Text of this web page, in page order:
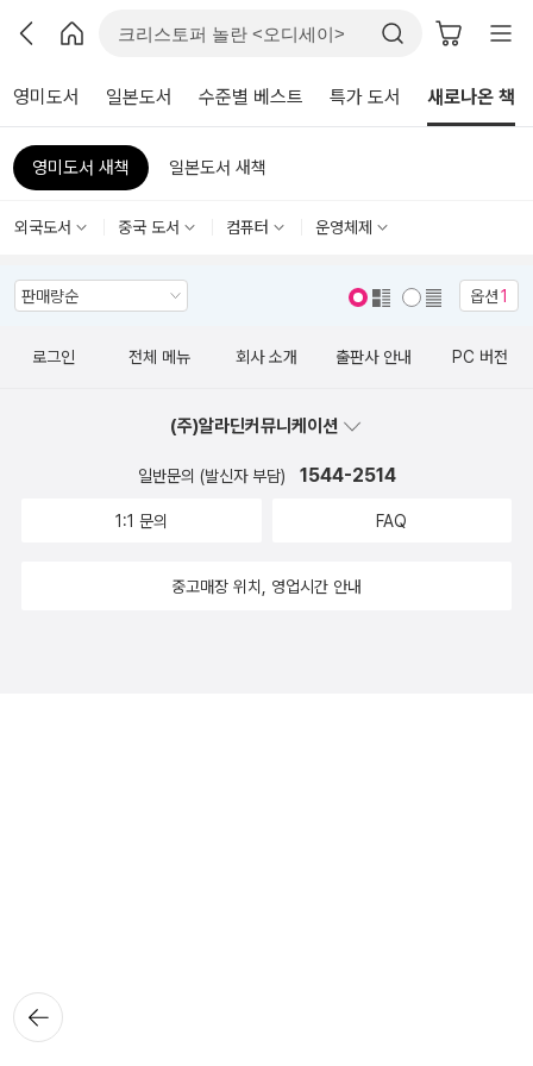
영미도서 일본도서 수준별 베스트 특가 도서 새로나온 책
영미도서 새책 일본도서 새책
외국도서 중국 도서 컴퓨터 운영체제
옵션1
뒤로가
기
로그인 전체 메뉴 회사 소개 출판사 안내 PC 버전
(주)알라딘커뮤니케이션
일반문의 (발신자 부담) 1544-2514
1:1 문의 FAQ
중고매장 위치, 영업시간 안내